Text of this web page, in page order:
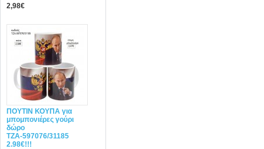
2,98€
ΠΟΥΤΙΝ ΚΟΥΠΑ για
μπομπονιέρες γούρι
δώρο
ΤΖΑ-597076/31185
2.98€!!!